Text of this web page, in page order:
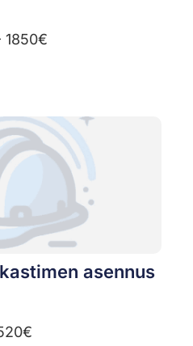
1850€
asennus